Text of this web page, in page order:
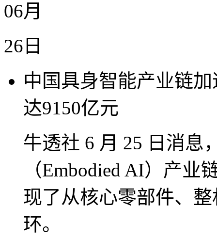
06月
26日
中国具身智能产业链
达9150亿元
牛透社 6 月 25 日消息
（Embodied AI）产
现了从核心零部件、
环。